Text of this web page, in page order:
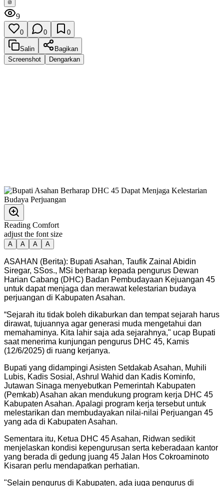
9
0 0 0
Salin
Bagikan
Screenshot
Dengarkan
Reading Comfort
adjust the font size
A A A A
ASAHAN (Berita): Bupati Asahan, Taufik Zainal Abidin
Siregar, SSos., MSi berharap kepada pengurus Dewan
Harian Cabang (DHC) Badan Pembudayaan Kejuangan 45
untuk dapat menjaga dan merawat kelestarian budaya
perjuangan di Kabupaten Asahan.
“Sejarah itu tidak boleh dikaburkan dan tempat sejarah harus
dirawat, tujuannya agar generasi muda mengetahui dan
memahaminya. Kita lahir saja ada sejarahnya," ucap Bupati
saat menerima kunjungan pengurus DHC 45, Kamis
(12/6/2025) di ruang kerjanya.
Bupati yang didampingi Asisten Setdakab Asahan, Muhili
Lubis, Kadis Sosial, Ashrul Wahid dan Kadis Kominfo,
Jutawan Sinaga menyebutkan Pemerintah Kabupaten
(Pemkab) Asahan akan mendukung program kerja DHC 45
Kabupaten Asahan. Apalagi program kerja tersebut untuk
melestarikan dan membudayakan nilai-nilai Perjuangan 45
yang ada di Kabupaten Asahan.
Sementara itu, Ketua DHC 45 Asahan, Ridwan sedikit
menjelaskan kondisi kepengurusan serta keberadaan kantor
yang berada di gedung juang 45 Jalan Hos Cokroaminoto
Kisaran perlu mendapatkan perhatian.
"Selain pengurus di Kabupaten, ada juga pengurus di